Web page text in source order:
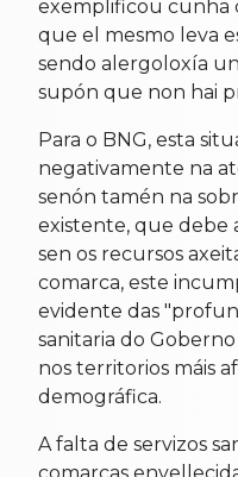
exemplificou cunha
que el mesmo leva
sendo alergoloxía
supón que non hai
Para o BNG, esta
negativamente na
senón tamén na
existente, que debe
sen os recursos
comarca, este
evidente das
sanitaria do
nos territorios máis
demográfica.
A falta de servizos